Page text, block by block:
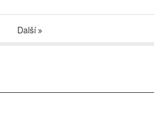
Další